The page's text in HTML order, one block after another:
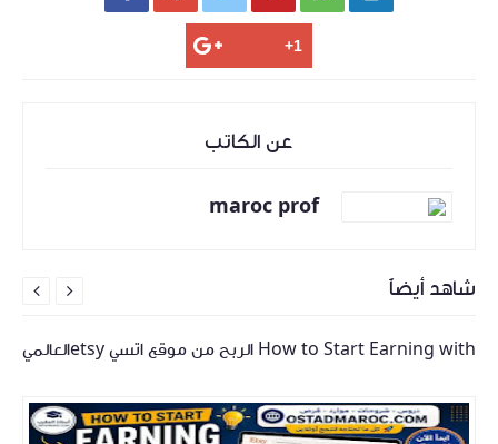
عن الكاتب
maroc prof
شاهد أيضاً
How to Start Earning with الربح من موقع اتسي etsyالعالمي

